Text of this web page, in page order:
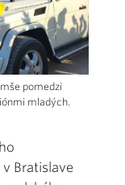
pomedzi
mladých.
Bratislave